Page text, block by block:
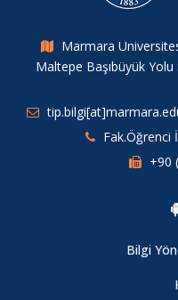
Marmara
Maltepe Başıbüyük
Fak.Öğrenci
+90
Bilgi